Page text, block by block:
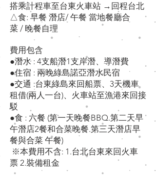
搭乘計程⾞⾄台東⽕⾞站 →回程台北
△⾷: 早餐 潛店/ 午餐 當地餐廳合
菜 / 晚餐⾃理
費⽤包含
●潛⽔ : 4⽀船潛1⽀岸潛、導潛費
●住宿 : 兩晚綠島諾亞潛⽔民宿
●交通 :台東綠島來回船票、3天機⾞
租借(兩⼈⼀台)、⽕⾞站⾄漁港來回接
駁
●⾷ : 六餐 (第⼀天晚餐BBQ.第⼆天早
午潛店2餐和合菜晚餐.第三天潛店早
餐與合菜 午餐)
※本費⽤不含: 1.台北­台東來回⽕⾞
票 2.裝備租⾦